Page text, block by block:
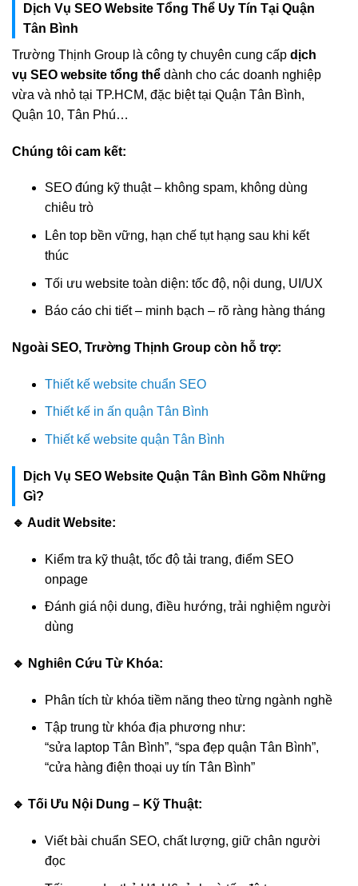
Dịch Vụ SEO Website Tổng Thể Uy Tín Tại Quận
Tân Bình
Trường Thịnh Group là công ty chuyên cung cấp dịch
vụ SEO website tổng thể dành cho các doanh nghiệp
vừa và nhỏ tại TP.HCM, đặc biệt tại Quận Tân Bình,
Quận 10, Tân Phú…
Chúng tôi cam kết:
SEO đúng kỹ thuật – không spam, không dùng
chiêu trò
Lên top bền vững, hạn chế tụt hạng sau khi kết
thúc
Tối ưu website toàn diện: tốc độ, nội dung, UI/UX
Báo cáo chi tiết – minh bạch – rõ ràng hàng tháng
Ngoài SEO, Trường Thịnh Group còn hỗ trợ:
Thiết kế website chuẩn SEO
Thiết kế in ấn quận Tân Bình
Thiết kế website quận Tân Bình
Dịch Vụ SEO Website Quận Tân Bình Gồm Những
Gì?
🔹 Audit Website:
Kiểm tra kỹ thuật, tốc độ tải trang, điểm SEO
onpage
Đánh giá nội dung, điều hướng, trải nghiệm người
dùng
🔹 Nghiên Cứu Từ Khóa:
Phân tích từ khóa tiềm năng theo từng ngành nghề
Tập trung từ khóa địa phương như:
“sửa laptop Tân Bình”, “spa đẹp quận Tân Bình”,
“cửa hàng điện thoại uy tín Tân Bình”
🔹 Tối Ưu Nội Dung – Kỹ Thuật:
Viết bài chuẩn SEO, chất lượng, giữ chân người
đọc